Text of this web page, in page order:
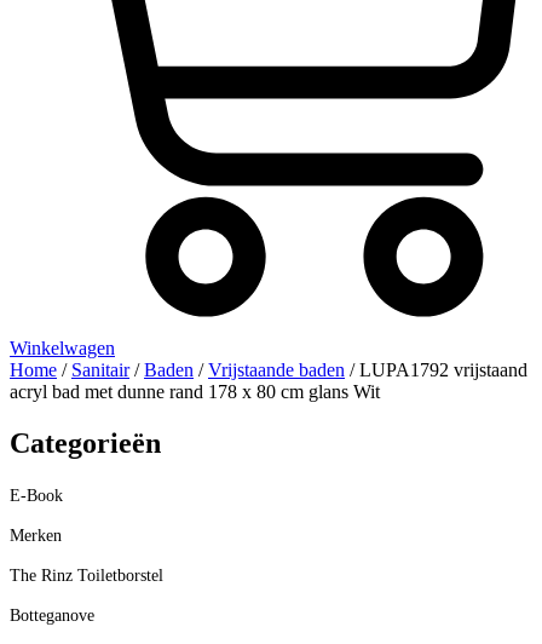
Winkelwagen
Home / Sanitair/Baden /Vrijstaande baden / LUPA1792 vrijstaand
acryl bad met dunne rand 178 x 80 cm glans Wit
Categorieën
E-Book
Merken
The Rinz Toiletborstel
Botteganove